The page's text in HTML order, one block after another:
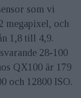
som vi
megapixel, och
1,8 till 4,9.
28-100
QX100 är 179
och 12800 ISO.